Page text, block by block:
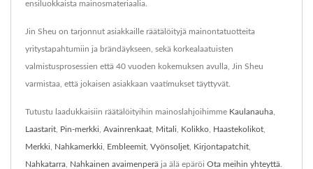
ensiluokkaista mainosmateriaalia.
Jin Sheu on tarjonnut asiakkaille räätälöityjä mainontatuotteita
yritystapahtumiin ja brändäykseen, sekä korkealaatuisten
valmistusprosessien että 40 vuoden kokemuksen avulla, Jin Sheu
varmistaa, että jokaisen asiakkaan vaatimukset täyttyvät.
Tutustu laadukkaisiin räätälöityihin mainoslahjoihimme Kaulanauha
Laastarit Pin-merkki Avainrenkaat Mitali Kolikko Haastekolikot
Merkki Nahkamerkki Embleemit Vyönsoljet Kirjontapatchit
Nahkatarra Nahkainen avaimenperä ja älä epäröi Ota meihin yhteyttä